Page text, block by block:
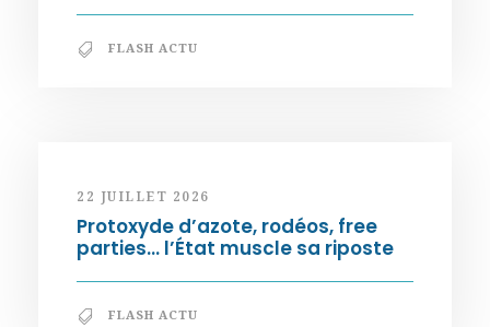
FLASH ACTU
22 JUILLET 2026
Protoxyde d’azote, rodéos, free
parties… l’État muscle sa riposte
FLASH ACTU